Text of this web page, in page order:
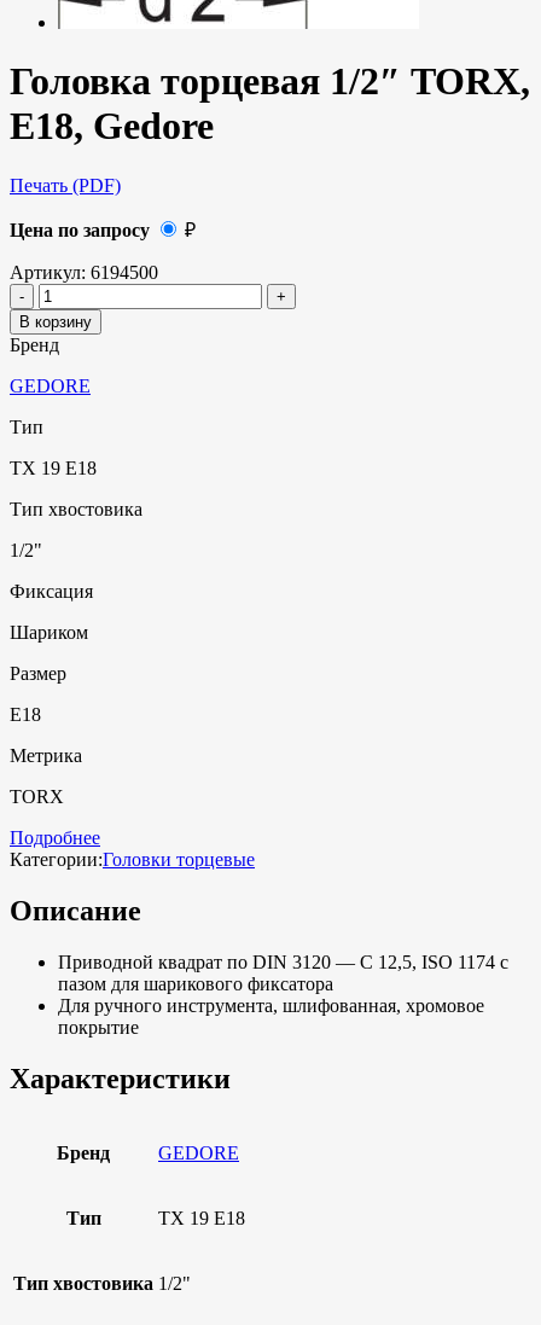
Головка торцевая 1/2″ TORX,
E18, Gedore
Печать (PDF)
Цена по запросу ₽
Артикул: 6194500
В корзину
Бренд
GEDORE
Тип
TX 19 E18
Тип хвостовика
1/2"
Фиксация
Шариком
Размер
E18
Метрика
TORX
Подробнее
Категории:Головки торцевые
Описание
Приводной квадрат по DIN 3120 — C 12,5, ISO 1174 с
пазом для шарикового фиксатора
Для ручного инструмента, шлифованная, хромовое
покрытие
Характеристики
Бренд GEDORE
Тип TX 19 E18
Тип хвостовика 1/2"